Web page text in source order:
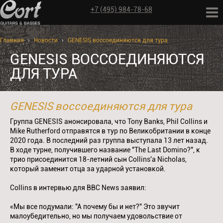
+7 (495) 984-78-68
Главная › Новости › GENESIS воссоединяются для тура
GENESIS ВОССОЕДИНЯЮТСЯ
ДЛЯ ТУРА
GENESIS воссоединяются для тура
Группа GENESIS анонсировала, что Tony Banks, Phil Collins и
Mike Rutherford отправятся в тур по Великобритании в конце
2020 года. В последний раз группа выступала 13 лет назад.
В ходе турне, получившего название "The Last Domino?", к
трио присоединится 18-летний сын Collins'a Nicholas,
который заменит отца за ударной установкой.
Collins в интервью для BBC News заявил:
«Мы все подумали: "А почему бы и нет?" Это звучит
малоубедительно, но мы получаем удовольствие от